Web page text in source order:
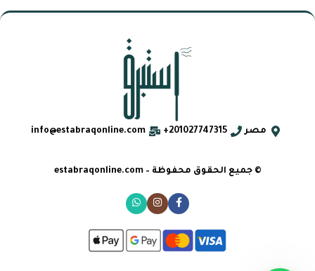
مصر 201027747315+
info@estabraqonline.com
© جميع الحقوق محفوظة – estabraqonline.com